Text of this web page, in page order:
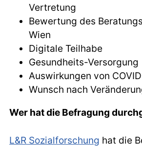
Vertretung
Bewertung des
Wien
Digitale Teilhabe
Gesundheits-Versorgung
Auswirkungen von
Wunsch nach
Wer hat die Befragung
L&R Sozialforschung hat die